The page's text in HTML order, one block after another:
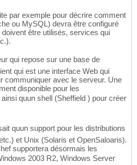
par exemple pour décrire comment
ou MySQL) devra être configuré
être utilisés, services qui
qui repose sur une base de
qui est une interface Web qui
communiquer avec le serveur. Une
disponible pour les
quun shell (Sheffield ) pour créer
quun support pour les distributions
et Unix (Solaris et OpenSaloaris).
supportera désormais les
2003 R2, Windows Server